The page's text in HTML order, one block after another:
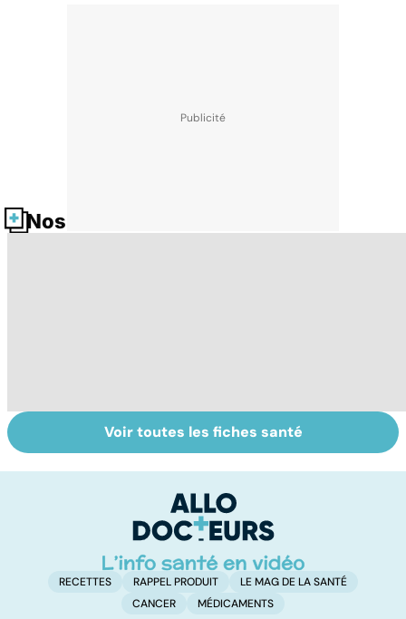
Nos fiches santé
Comment tenir
ses bonnes
BPCO, la
bronchite du
Voir toutes les fiches santé
RECETTES RAPPEL PRODUIT
LE MAG DE LA SANTÉ
CANCER
MÉDICAMENTS